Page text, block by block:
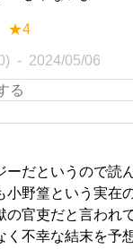
★4
2024/05/06
ーだというので読
小野篁という実在
の官吏だと言われ
く不幸な結末を予